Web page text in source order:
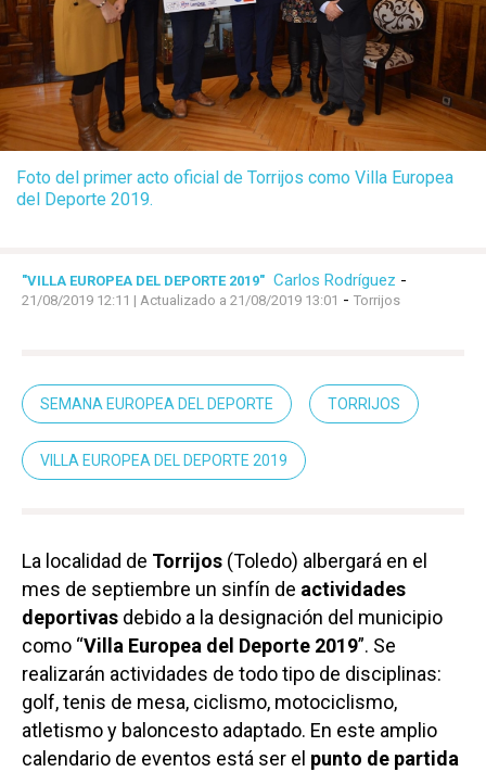
Foto del primer acto oficial de Torrijos como Villa Europea
del Deporte 2019.
"VILLA EUROPEA DEL DEPORTE 2019" Carlos Rodríguez -
21/08/2019 12:11 | Actualizado a 21/08/2019 13:01 - Torrijos
SEMANA EUROPEA DEL DEPORTE TORRIJOS
VILLA EUROPEA DEL DEPORTE 2019
La localidad de Torrijos (Toledo) albergará en el
mes de septiembre un sinfín de actividades
deportivas debido a la designación del municipio
como “Villa Europea del Deporte 2019”. Se
realizarán actividades de todo tipo de disciplinas:
golf, tenis de mesa, ciclismo, motociclismo,
atletismo y baloncesto adaptado. En este amplio
calendario de eventos está ser el punto de partida